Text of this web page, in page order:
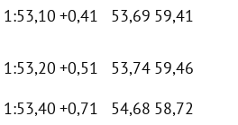
1:53,10 +0,41 53,69 59,41
1:53,20 +0,51 53,74 59,46
1:53,40 +0,71 54,68 58,72